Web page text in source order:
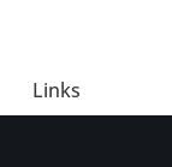
Links